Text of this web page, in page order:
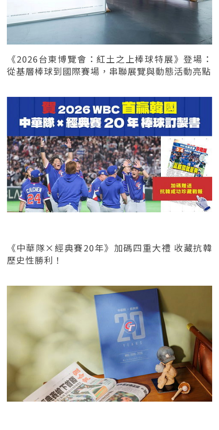
《2026台東博覽會：紅土之上棒球特展》登場：
從基層棒球到國際賽場，串聯展覽與動態活動亮點
《中華隊×經典賽20年》加碼四重大禮 收藏抗韓
歷史性勝利！